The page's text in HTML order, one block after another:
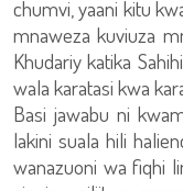
chumvi, yaani kitu
mnaweza kuviuza
Khudariy katika
wala karatasi kwa
Basi jawabu ni
lakini suala hili
wanazuoni wa fiqhi